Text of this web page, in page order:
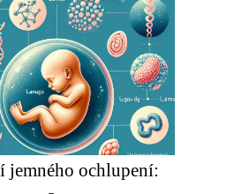
jemného ochlupení: